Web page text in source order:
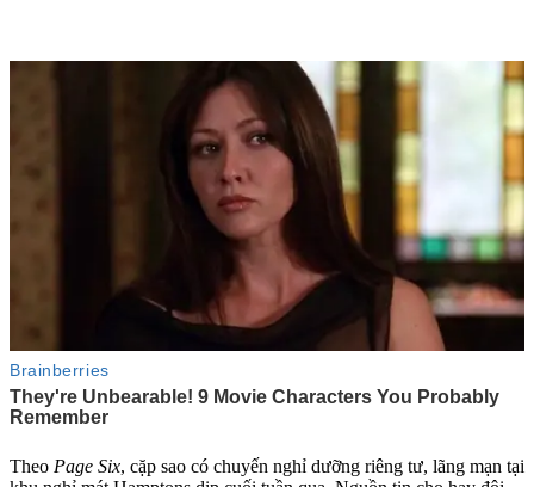
Theo Page Six, cặp sao có chuyến nghỉ dưỡng riêng tư, lãng mạn tại